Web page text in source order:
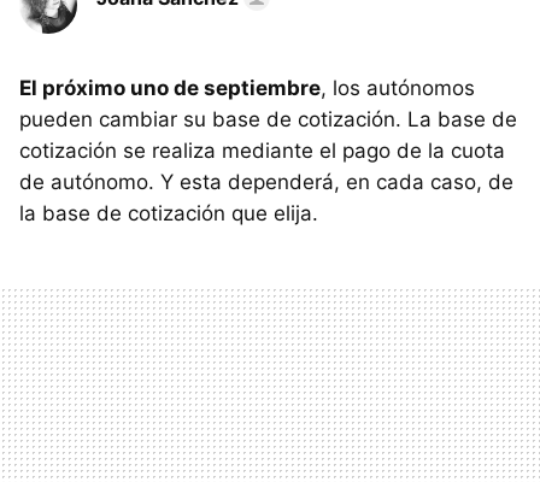
El próximo uno de septiembre, los autónomos
pueden cambiar su base de cotización. La base de
cotización se realiza mediante el pago de la cuota
de autónomo. Y esta dependerá, en cada caso, de
la base de cotización que elija.